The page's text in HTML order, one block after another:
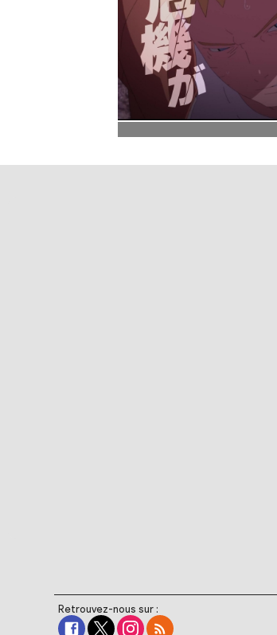
Retrouvez-nous sur :